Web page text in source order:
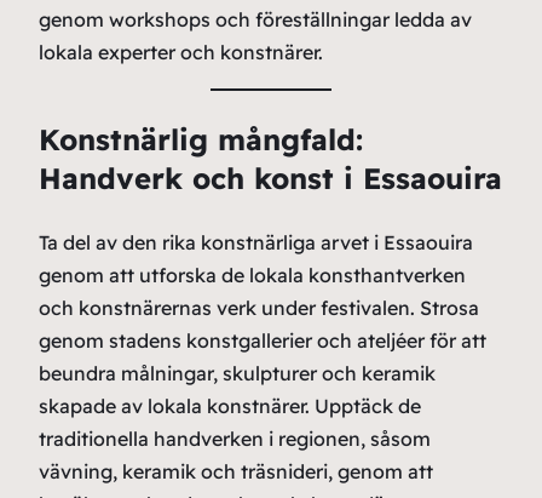
genom workshops och föreställningar ledda av
lokala experter och konstnärer.
Konstnärlig mångfald:
Handverk och konst i Essaouira
Ta del av den rika konstnärliga arvet i Essaouira
genom att utforska de lokala konsthantverken
och konstnärernas verk under festivalen. Strosa
genom stadens konstgallerier och ateljéer för att
beundra målningar, skulpturer och keramik
skapade av lokala konstnärer. Upptäck de
traditionella handverken i regionen, såsom
vävning, keramik och träsnideri, genom att